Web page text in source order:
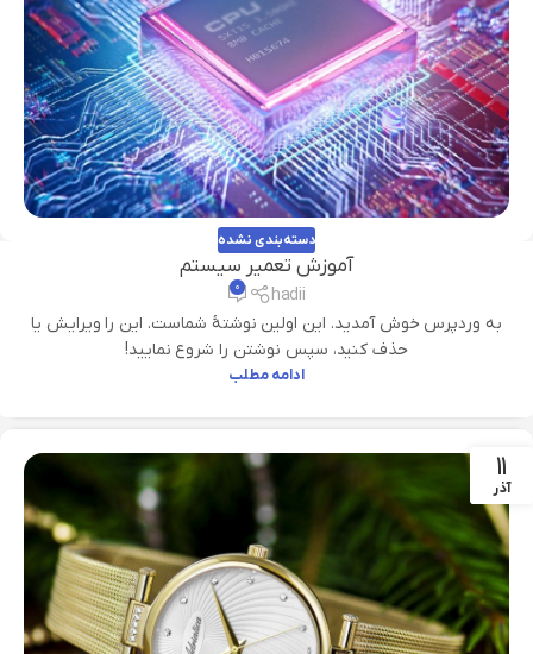
دسته‌بندی نشده
آموزش تعمیر سیستم
hadii ۰
به وردپرس خوش آمدید. این اولین نوشتهٔ شماست. این را ویرایش یا
حذف کنید، سپس نوشتن را شروع نمایید!
ادامه مطلب
11
آذر